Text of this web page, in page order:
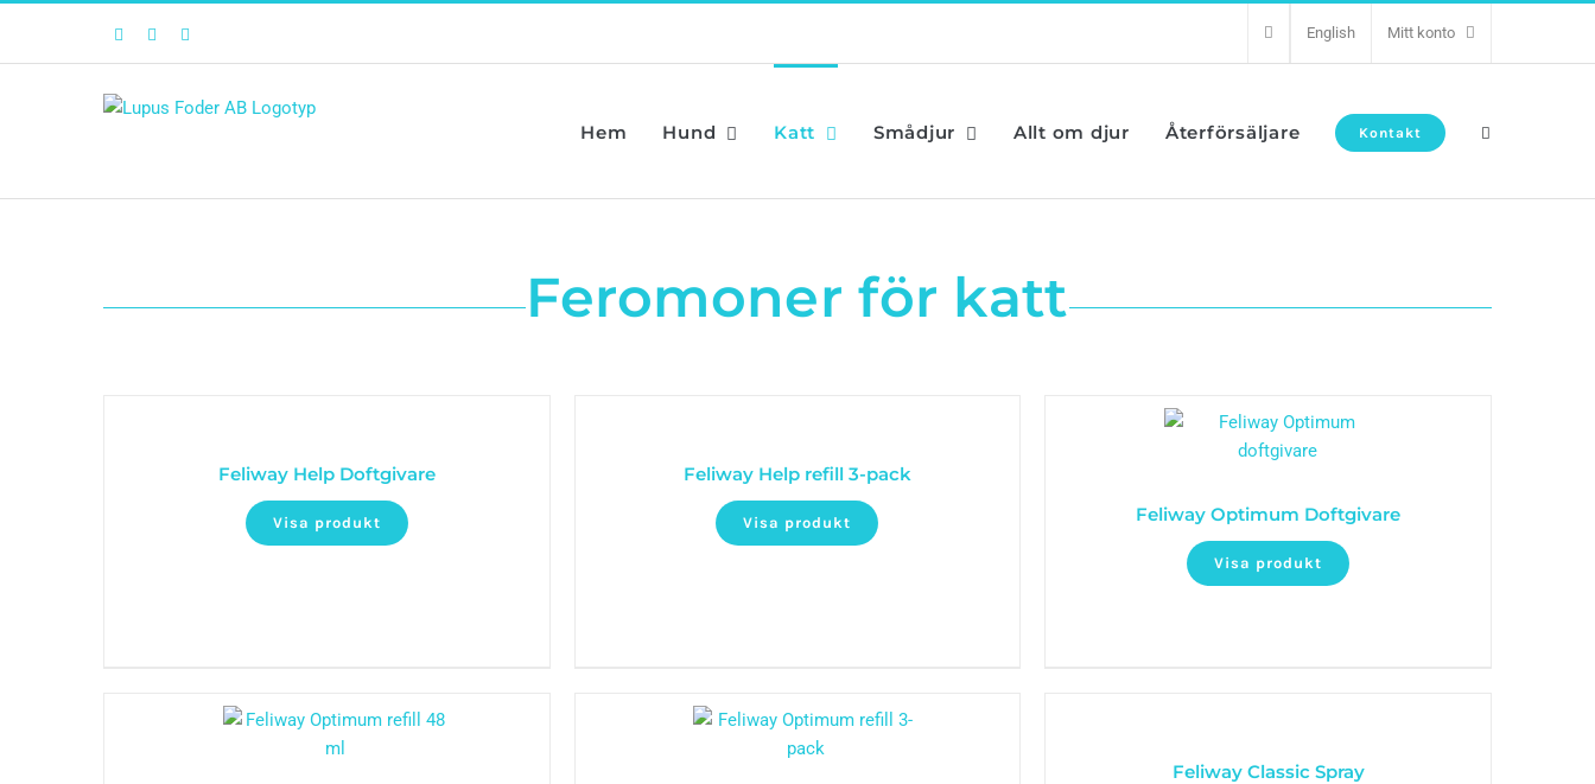
Facebook
Twitter English Mitt konto
Hem Hund Katt Smådjur Allt om djur Återförsäljare Kontakt
Feromoner för katt
Feliway Help Doftgivare
Visa produkt
Feliway Help refill 3-pack
Visa produkt Feliway Optimum Doftgivare
Visa produkt
Feliway Classic Spray